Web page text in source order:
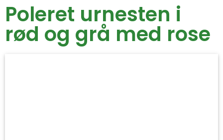
Poleret urnesten i
rød og grå med rose